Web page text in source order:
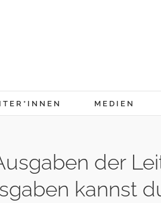
MEDIEN
der
kannst